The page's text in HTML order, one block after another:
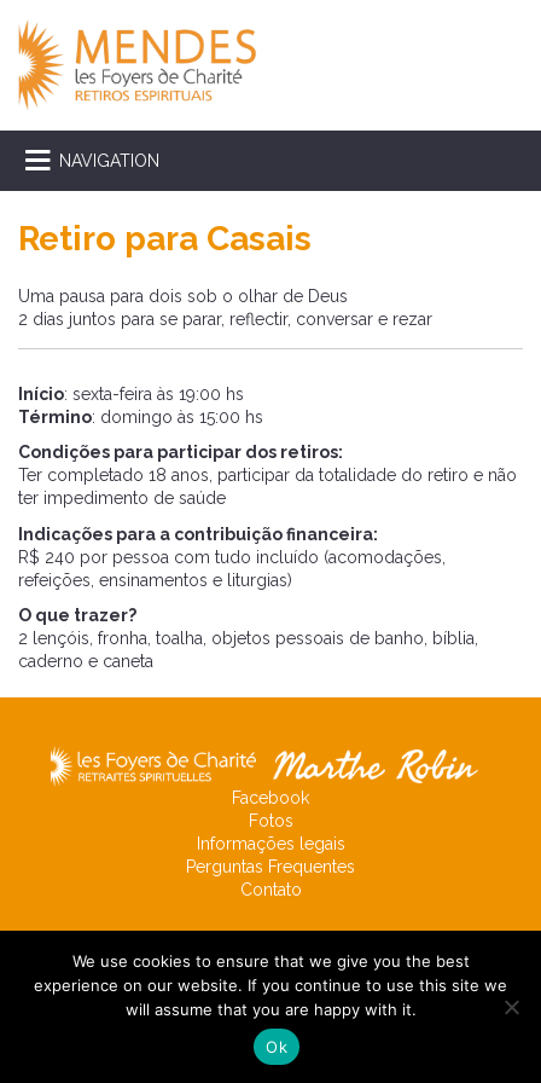
NAVIGATION
Retiro para Casais
Uma pausa para dois sob o olhar de Deus
2 dias juntos para se parar, reflectir, conversar e rezar
Início: sexta-feira às 19:00 hs
Término: domingo às 15:00 hs
Condições para participar dos retiros:
Ter completado 18 anos, participar da totalidade do retiro e não
ter impedimento de saúde
Indicações para a contribuição financeira:
R$ 240 por pessoa com tudo incluído (acomodações,
refeições, ensinamentos e liturgias)
O que trazer?
2 lençóis, fronha, toalha, objetos pessoais de banho, bíblia,
caderno e caneta
Facebook
Fotos
Informações legais
Perguntas Frequentes
Contato
We use cookies to ensure that we give you the best
experience on our website. If you continue to use this site we
will assume that you are happy with it.
Ok